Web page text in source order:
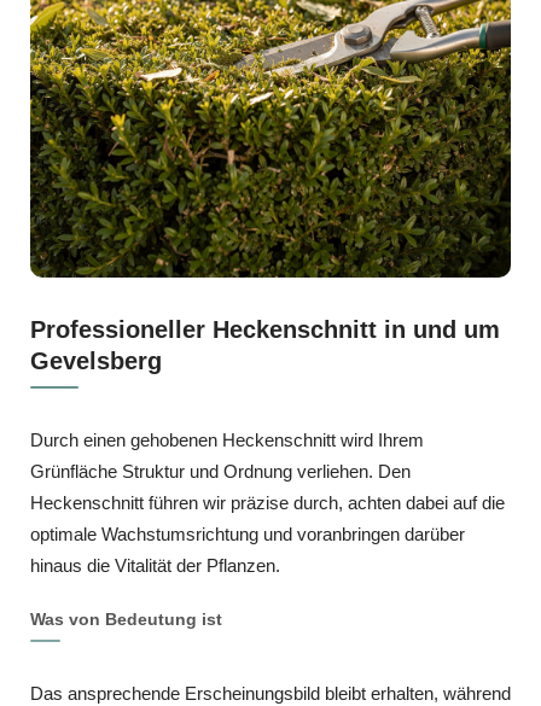
Professioneller Heckenschnitt in und um
Gevelsberg
Durch einen gehobenen Heckenschnitt wird Ihrem
Grünfläche Struktur und Ordnung verliehen. Den
Heckenschnitt führen wir präzise durch, achten dabei auf die
optimale Wachstumsrichtung und voranbringen darüber
hinaus die Vitalität der Pflanzen.
Was von Bedeutung ist
Das ansprechende Erscheinungsbild bleibt erhalten, während